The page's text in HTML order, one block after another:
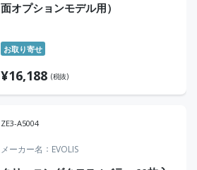
面オプションモデル用）
お取り寄せ
¥16,188 (税抜)
ZE3-A5004
メーカー名 EVOLIS